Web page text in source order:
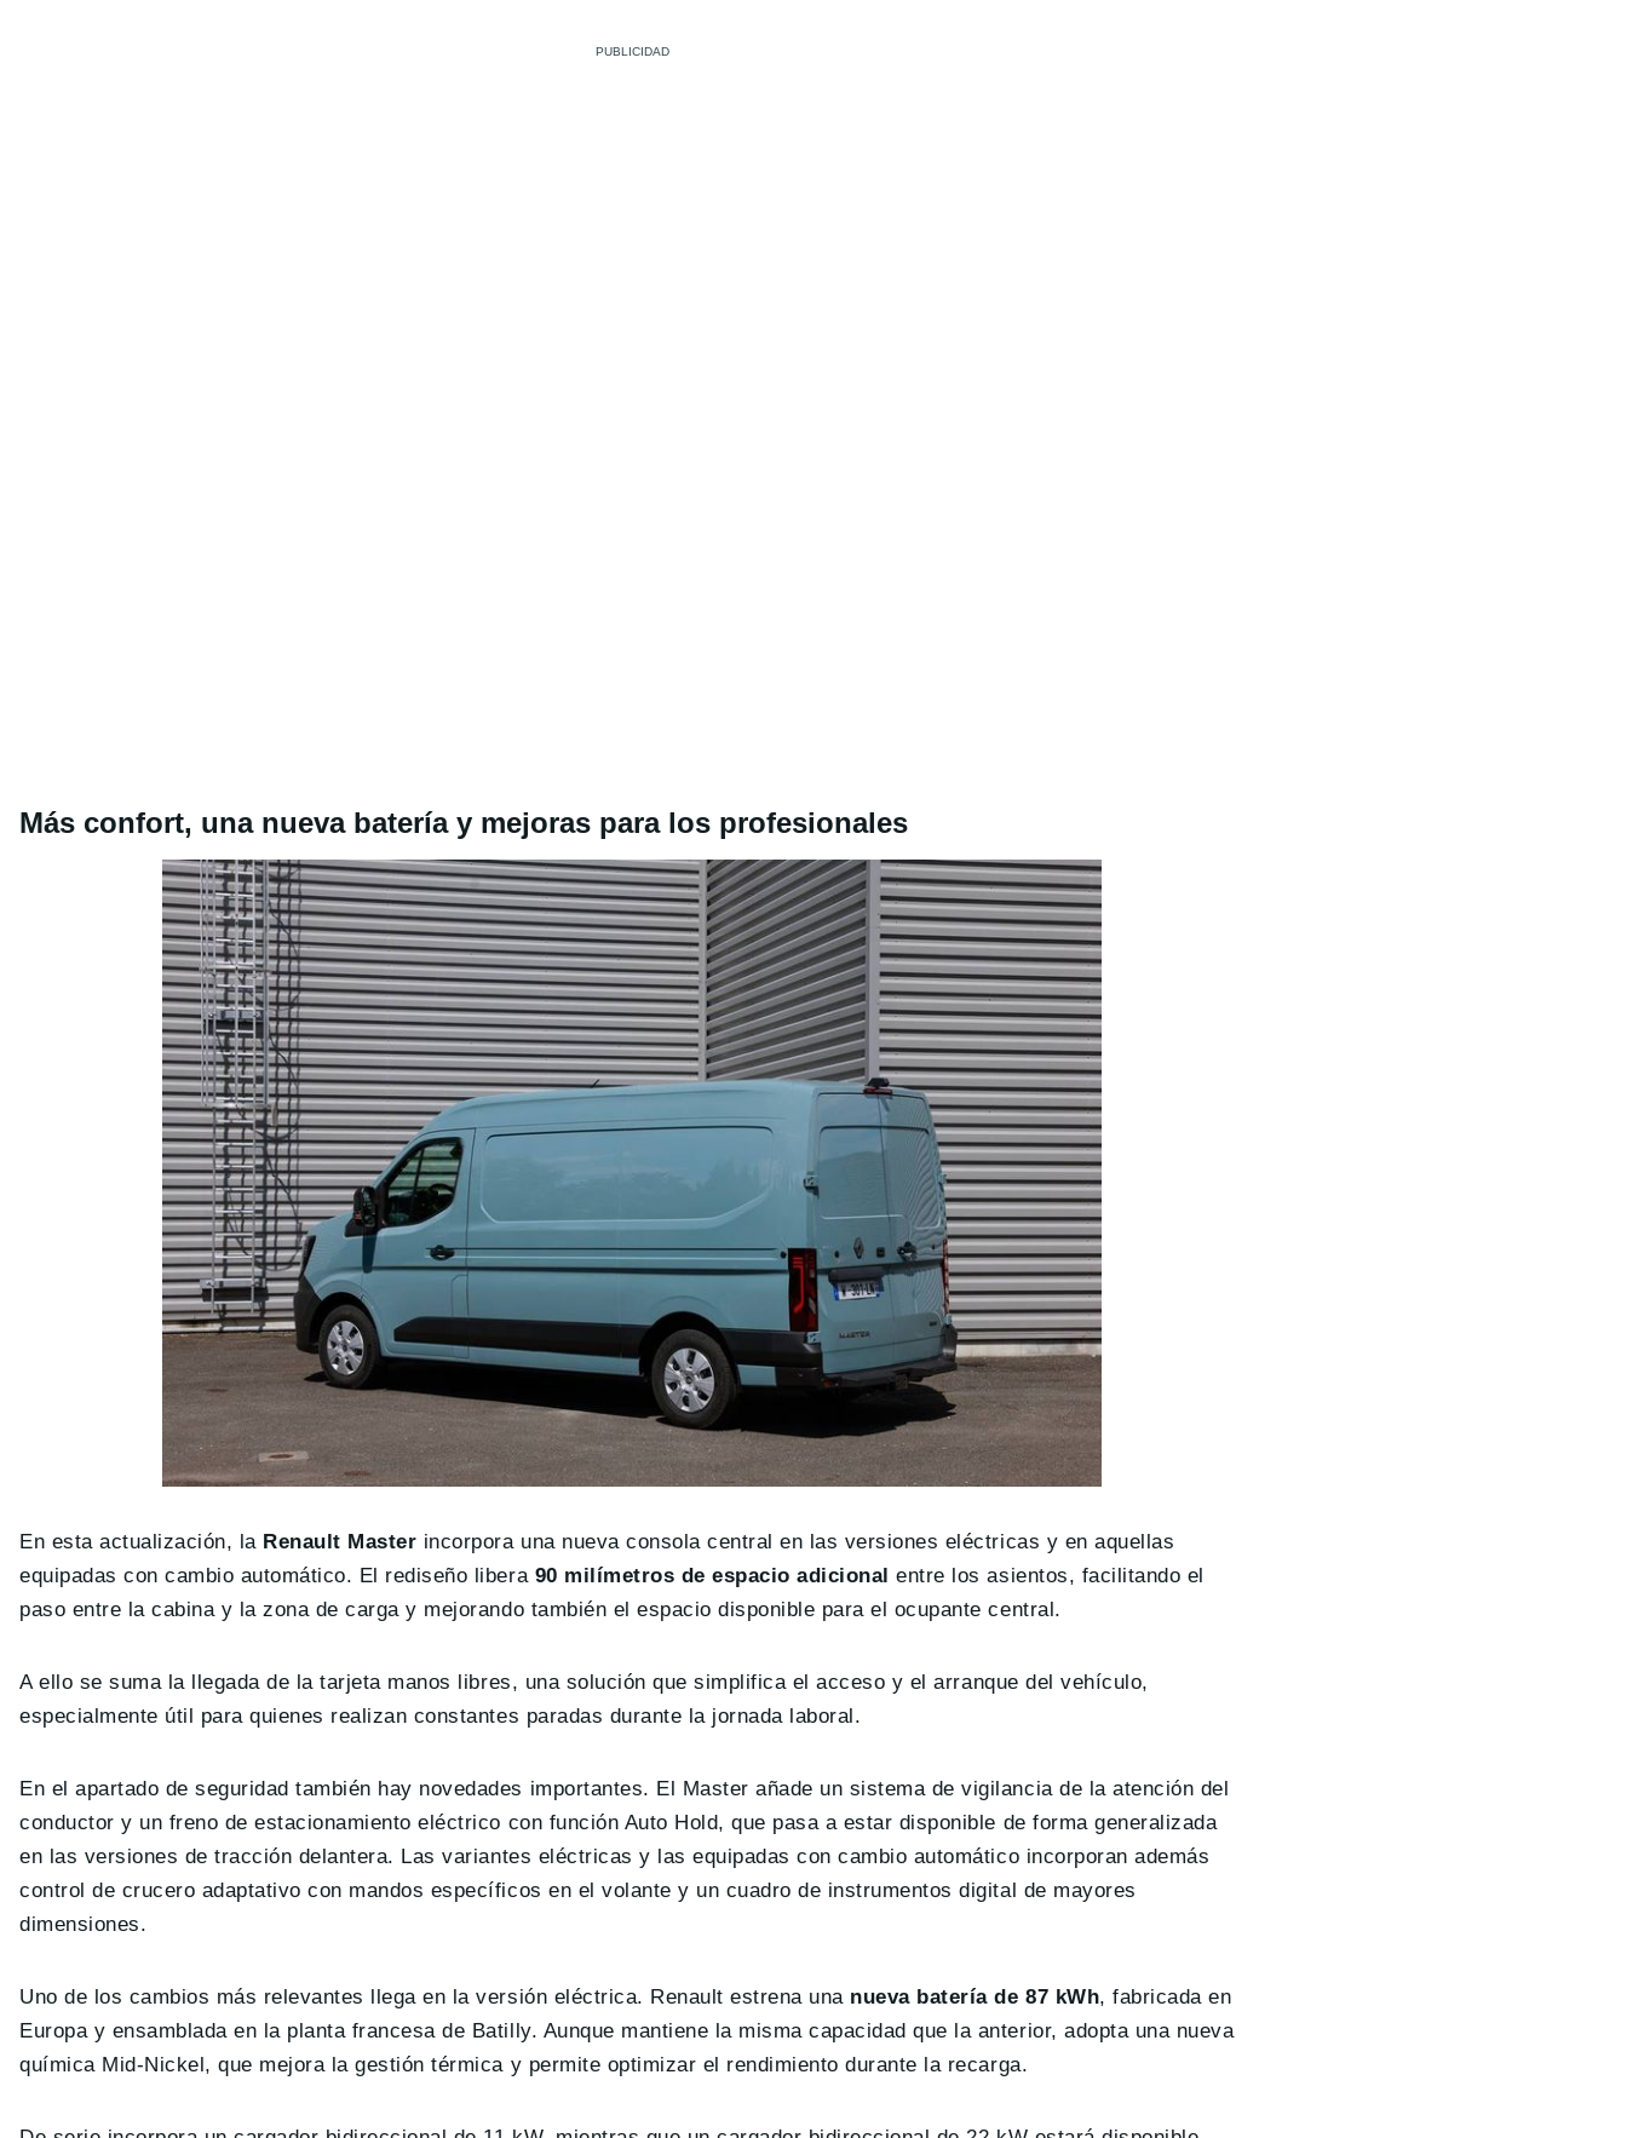
Más confort, una nueva batería y mejoras para los profesionales
En esta actualización, la Renault Master incorpora una nueva consola central en las versiones eléctricas y en aquellas
equipadas con cambio automático. El rediseño libera 90 milímetros de espacio adicional entre los asientos, facilitando el
paso entre la cabina y la zona de carga y mejorando también el espacio disponible para el ocupante central.
A ello se suma la llegada de la tarjeta manos libres, una solución que simplifica el acceso y el arranque del vehículo,
especialmente útil para quienes realizan constantes paradas durante la jornada laboral.
En el apartado de seguridad también hay novedades importantes. El Master añade un sistema de vigilancia de la atención del
conductor y un freno de estacionamiento eléctrico con función Auto Hold, que pasa a estar disponible de forma generalizada
en las versiones de tracción delantera. Las variantes eléctricas y las equipadas con cambio automático incorporan además
control de crucero adaptativo con mandos específicos en el volante y un cuadro de instrumentos digital de mayores
dimensiones.
Uno de los cambios más relevantes llega en la versión eléctrica. Renault estrena una nueva batería de 87 kWh, fabricada en
Europa y ensamblada en la planta francesa de Batilly. Aunque mantiene la misma capacidad que la anterior, adopta una nueva
química Mid-Nickel, que mejora la gestión térmica y permite optimizar el rendimiento durante la recarga.